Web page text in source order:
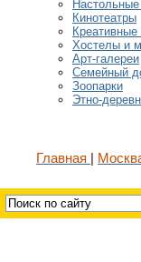
Кинотеатры
Креативные
Хостелы и
Арт-галереи
Семейный
Зоопарки
Этно-
Главная